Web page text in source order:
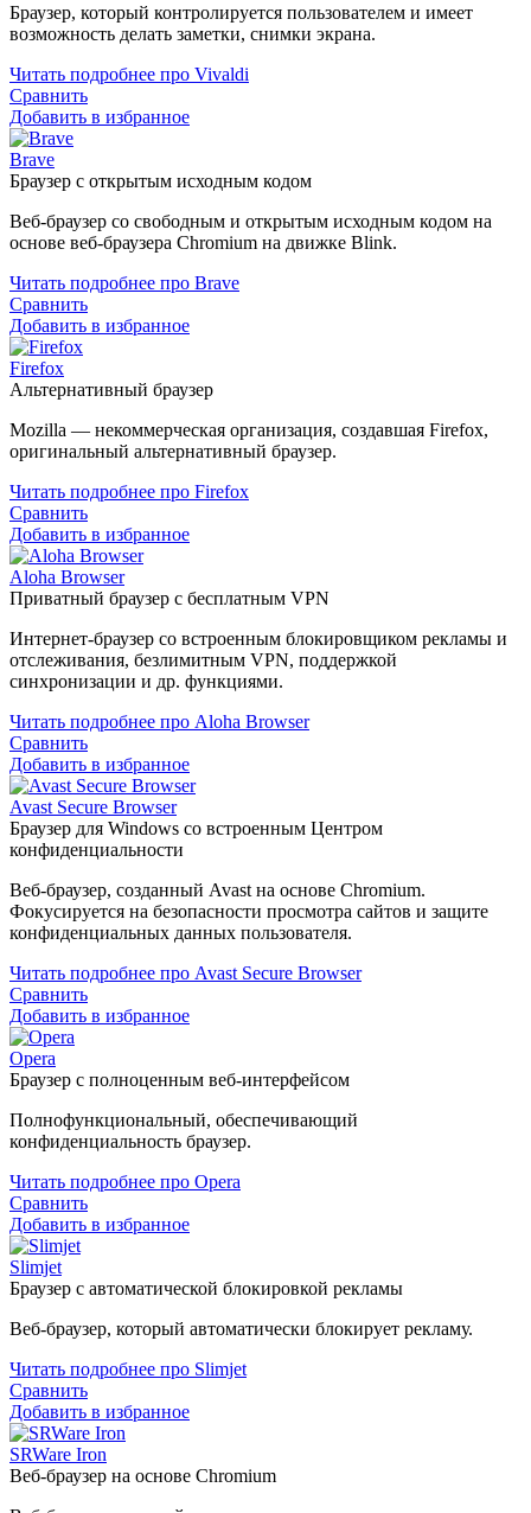
Браузер, который контролируется пользователем и имеет
возможность делать заметки, снимки экрана.
Читать подробнее про Vivaldi
Сравнить
Добавить в избранное
Brave
Браузер с открытым исходным кодом
Веб-браузер со свободным и открытым исходным кодом на
основе веб-браузера Chromium на движке Blink.
Читать подробнее про Brave
Сравнить
Добавить в избранное
Firefox
Альтернативный браузер
Mozilla — некоммерческая организация, создавшая Firefox,
оригинальный альтернативный браузер.
Читать подробнее про Firefox
Сравнить
Добавить в избранное
Aloha Browser
Приватный браузер с бесплатным VPN
Интернет-браузер со встроенным блокировщиком рекламы и
отслеживания, безлимитным VPN, поддержкой
синхронизации и др. функциями.
Читать подробнее про Aloha Browser
Сравнить
Добавить в избранное
Avast Secure Browser
Браузер для Windows со встроенным Центром
конфиденциальности
Веб-браузер, созданный Avast на основе Chromium.
Фокусируется на безопасности просмотра сайтов и защите
конфиденциальных данных пользователя.
Читать подробнее про Avast Secure Browser
Сравнить
Добавить в избранное
Opera
Браузер с полноценным веб-интерфейсом
Полнофункциональный, обеспечивающий
конфиденциальность браузер.
Читать подробнее про Opera
Сравнить
Добавить в избранное
Slimjet
Браузер с автоматической блокировкой рекламы
Веб-браузер, который автоматически блокирует рекламу.
Читать подробнее про Slimjet
Сравнить
Добавить в избранное
SRWare Iron
Веб-браузер на основе Chromium